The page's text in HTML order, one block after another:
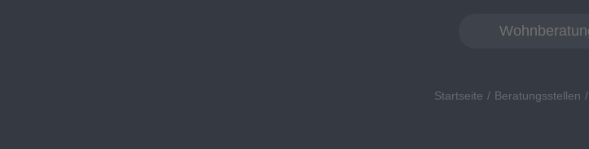
Startseite Beratungsstellen